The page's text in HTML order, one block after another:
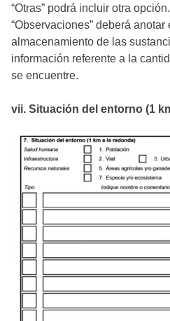
“Otras” podrá incluir otra
“Observaciones” deberá anotar
almacenamiento de las
información referente a la
se encuentre.
vii. Situación del entorno (1